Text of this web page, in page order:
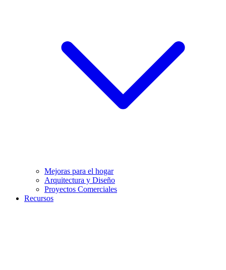
Mejoras para el hogar
Arquitectura y Diseño
Proyectos Comerciales
Recursos